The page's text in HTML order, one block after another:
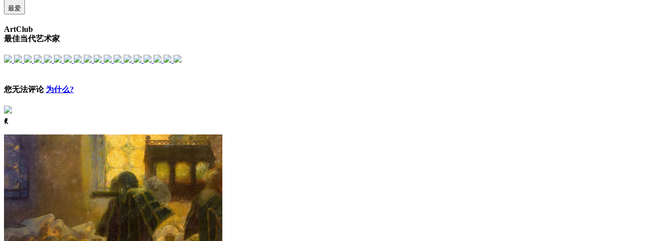
最爱
ArtClub
最佳当代艺术家
您无法评论 为什么?
ꈅ